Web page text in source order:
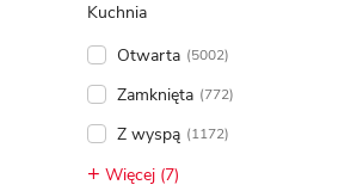
Kuchnia
Otwarta (5002)
Zamknięta (772)
Z wyspą (1172)
Więcej (7)